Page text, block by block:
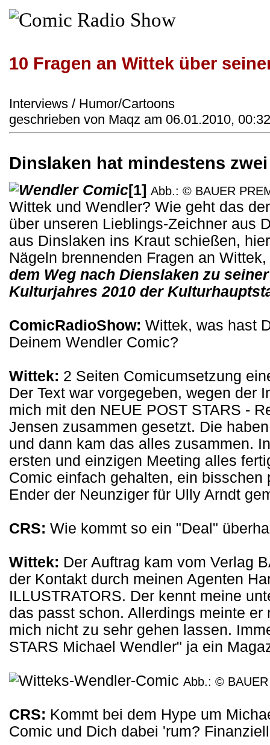
10 Fragen an Wittek über
Interviews / Humor/Cartoons
geschrieben von Maqz am 06.01.2010,
Dinslaken hat mindestens
[1] Abb.: © BAUER
Wittek und Wendler? Wie geht das
über unseren Lieblings-Zeichner aus
aus Dinslaken ins Kraut schießen,
Nägeln brennenden Fragen an
dem Weg nach Dienslaken zu
Kulturjahres 2010 der
ComicRadioShow: Wittek, was hast
Deinem Wendler Comic?
Wittek: 2 Seiten Comicumsetzung
Der Text war vorgegeben, wegen der
mich mit den NEUE POST STARS -
Jensen zusammen gesetzt. Die
und dann kam das alles zusammen.
ersten und einzigen Meeting alles
Comic einfach gehalten, ein
Ender der Neunziger für Ully Arndt
CRS: Wie kommt so ein "Deal"
Wittek: Der Auftrag kam vom Verlag
der Kontakt durch meinen Agenten
ILLUSTRATORS. Der kennt meine
das passt schon. Allerdings meinte
mich nicht zu sehr gehen lassen.
STARS Michael Wendler" ja ein
Abb.: ©
CRS: Kommt bei dem Hype um
Comic und Dich dabei 'rum?